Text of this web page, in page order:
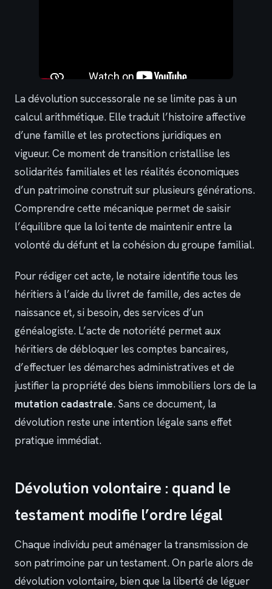
La dévolution successorale ne se limite pas à un
calcul arithmétique. Elle traduit l’histoire affective
d’une famille et les protections juridiques en
vigueur. Ce moment de transition cristallise les
solidarités familiales et les réalités économiques
d’un patrimoine construit sur plusieurs générations.
Comprendre cette mécanique permet de saisir
l’équilibre que la loi tente de maintenir entre la
volonté du défunt et la cohésion du groupe familial.
Pour rédiger cet acte, le notaire identifie tous les
héritiers à l’aide du livret de famille, des actes de
naissance et, si besoin, des services d’un
généalogiste. L’acte de notoriété permet aux
héritiers de débloquer les comptes bancaires,
d’effectuer les démarches administratives et de
justifier la propriété des biens immobiliers lors de la
mutation cadastrale. Sans ce document, la
dévolution reste une intention légale sans effet
pratique immédiat.
Dévolution volontaire : quand le
testament modifie l’ordre légal
Chaque individu peut aménager la transmission de
son patrimoine par un testament. On parle alors de
dévolution volontaire, bien que la liberté de léguer